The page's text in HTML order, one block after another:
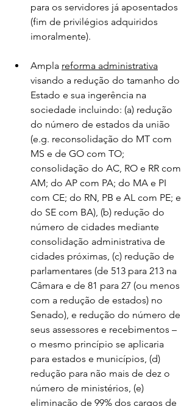
para os servidores já aposentados
(fim de privilégios adquiridos
imoralmente).
Ampla reforma administrativa
visando a redução do tamanho do
Estado e sua ingerência na
sociedade incluindo: (a) redução
do número de estados da união
(e.g. reconsolidação do MT com
MS e de GO com TO;
consolidação do AC, RO e RR com
AM; do AP com PA; do MA e PI
com CE; do RN, PB e AL com PE; e
do SE com BA), (b) redução do
número de cidades mediante
consolidação administrativa de
cidades próximas, (c) redução de
parlamentares (de 513 para 213 na
Câmara e de 81 para 27 (ou menos
com a redução de estados) no
Senado), e redução do número de
seus assessores e recebimentos –
o mesmo princípio se aplicaria
para estados e municípios, (d)
redução para não mais de dez o
número de ministérios, (e)
eliminação de 99% dos cargos de